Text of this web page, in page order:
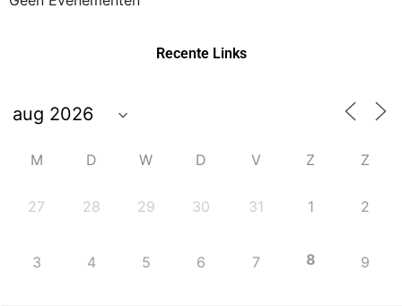
Recente Links
M D W D V Z Z
27 28 29 30 31 1 2
3 4 5 6 7 8 9